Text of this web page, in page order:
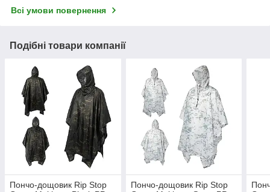
Всі умови повернення
Подібні товари компанії
Пончо-дощовик Rip Stop
Пончо-дощовик Rip Stop